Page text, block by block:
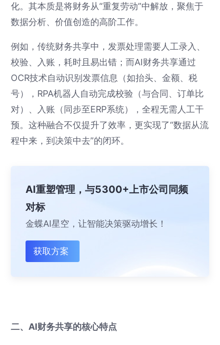
化。其本质是将财务从“重复劳动”中解放，聚焦于
数据分析、价值创造的高阶工作。
例如，传统财务共享中，发票处理需要人工录入、
校验、入账，耗时且易出错；而AI财务共享通过
OCR技术自动识别发票信息（如抬头、金额、税
号），RPA机器人自动完成校验（与合同、订单比
对）、入账（同步至ERP系统），全程无需人工干
预。这种融合不仅提升了效率，更实现了“数据从流
程中来，到决策中去”的闭环。
AI重塑管理，与5300+上市公司同频
对标
金蝶AI星空，让智能决策驱动增长！
获取方案
二、AI财务共享的核心特点